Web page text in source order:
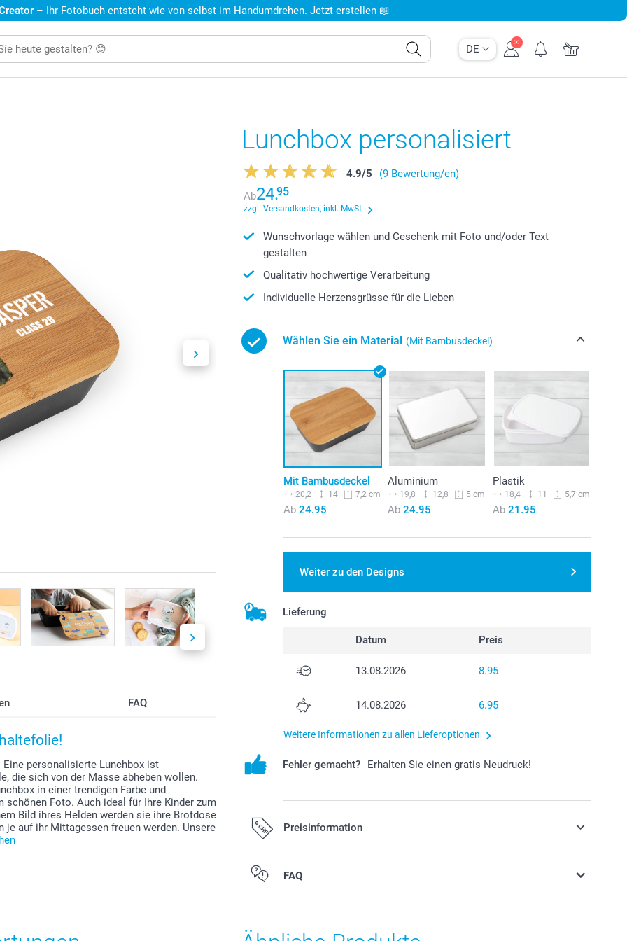
DE
– Ihr Fotobuch entsteht wie von selbst im Handumdrehen. Jetzt erstellen 📖
FAQ
personalisierte Lunchbox ist
die sich von der Masse abheben wollen.
in einer trendigen Farbe und
Foto. Auch ideal für Ihre Kinder zum
Bild ihres Helden werden sie ihre Brotdose
je auf ihr Mittagessen freuen werden. Unsere
Lunchbox personalisiert
4.9/5
(9 Bewertung/en)
Ab24.95
zzgl. Versandkosten, inkl. MwSt
Wunschvorlage wählen und Geschenk mit Foto und/oder Text
gestalten
Qualitativ hochwertige Verarbeitung
Individuelle Herzensgrüsse für die Lieben
Wählen Sie ein Material (Mit Bambusdeckel)
Mit Bambusdeckel
20,2 14 7,2 cm
Ab 24.95
Aluminium
19,8 12,8 5 cm
Ab 24.95
Plastik
18,4 11 5,7 cm
Ab21.95
Weiter zu den Designs
Lieferung
Datum Preis
13.08.2026 8.95
14.08.2026 6.95
Weitere Informationen zu allen Lieferoptionen
Fehler gemacht? Erhalten Sie einen gratis Neudruck!
Preisinformation
Alle Preise verstehen sich in Schweizer Franken (CHF) inkl. MwSt. und
FAQ